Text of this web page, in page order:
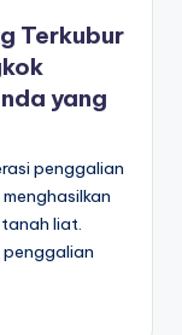
Terkubur
yang
penggalian
liat.
penggalian